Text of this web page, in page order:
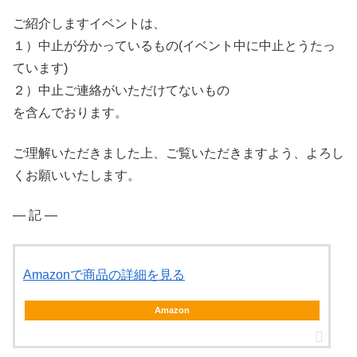
ご紹介しますイベントは、
１）中止が分かっているもの(イベント中に中止とうたっ
ています)
２）中止ご連絡がいただけてないもの
を含んでおります。
ご理解いただきました上、ご覧いただきますよう、よろし
くお願いいたします。
― 記 ―
Amazonで商品の詳細を見る
Amazon